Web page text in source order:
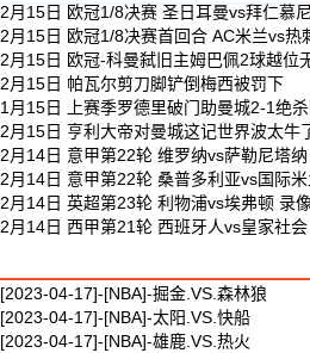
2月15日 欧冠1/8决赛 圣日耳曼vs拜仁慕
2月15日 欧冠1/8决赛首回合 AC米兰vs热
2月15日 欧冠-科曼弑旧主姆巴佩2球越位
2月15日 帕瓦尔剪刀脚铲倒梅西被罚下
1月15日 上赛季罗德里破门助曼城2-1绝
2月15日 亨利大帝对曼城这记世界波太牛
2月14日 意甲第22轮 维罗纳vs萨勒尼塔
2月14日 意甲第22轮 桑普多利亚vs国际
2月14日 英超第23轮 利物浦vs埃弗顿 录
2月14日 西甲第21轮 西班牙人vs皇家社
[2023-04-17]-[NBA]-掘金.VS.森林狼
[2023-04-17]-[NBA]-太阳.VS.快船
[2023-04-17]-[NBA]-雄鹿.VS.热火